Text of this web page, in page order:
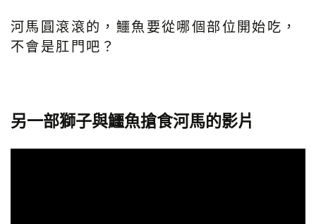
河馬圓滾滾的，鱷魚要從哪個部位開始吃，
不會是肛門吧？
另一部獅子與鱷魚搶食河馬的影片